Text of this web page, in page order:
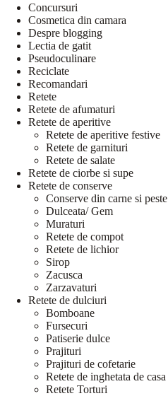
Concursuri
Cosmetica din camara
Despre blogging
Lectia de gatit
Pseudoculinare
Reciclate
Recomandari
Retete
Retete de afumaturi
Retete de aperitive
Retete de aperitive festive
Retete de garnituri
Retete de salate
Retete de ciorbe si supe
Retete de conserve
Conserve din carne si peste
Dulceata/ Gem
Muraturi
Retete de compot
Retete de lichior
Sirop
Zacusca
Zarzavaturi
Retete de dulciuri
Bomboane
Fursecuri
Patiserie dulce
Prajituri
Prajituri de cofetarie
Retete de inghetata de casa
Retete Torturi